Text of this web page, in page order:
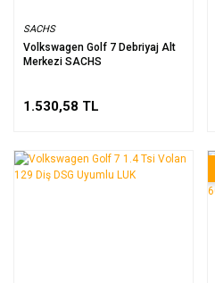
SACHS
Volkswagen Golf 7 Debriyaj Alt
Merkezi SACHS
1.530,58 TL